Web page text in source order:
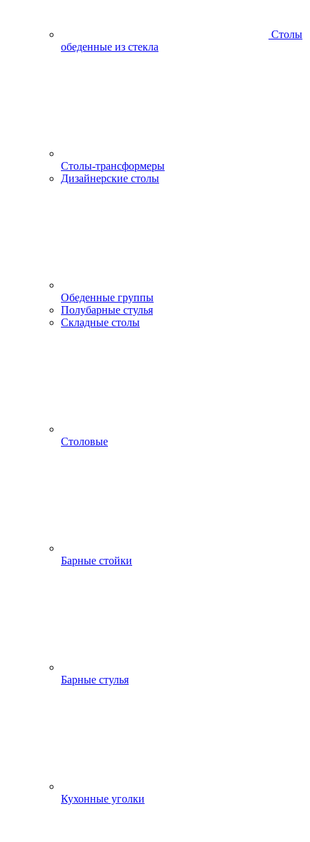
Столы
обеденные из стекла
Столы-трансформеры
Дизайнерские столы
Обеденные группы
Полубарные стулья
Складные столы
Столовые
Барные стойки
Барные стулья
Кухонные уголки